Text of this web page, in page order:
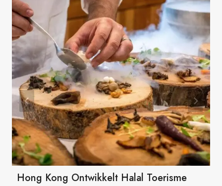
Hong Kong Ontwikkelt Halal Toerisme